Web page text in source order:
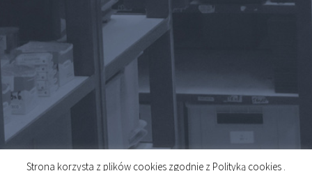
Strona korzysta z plików cookies zgodnie z Polityką cookies .